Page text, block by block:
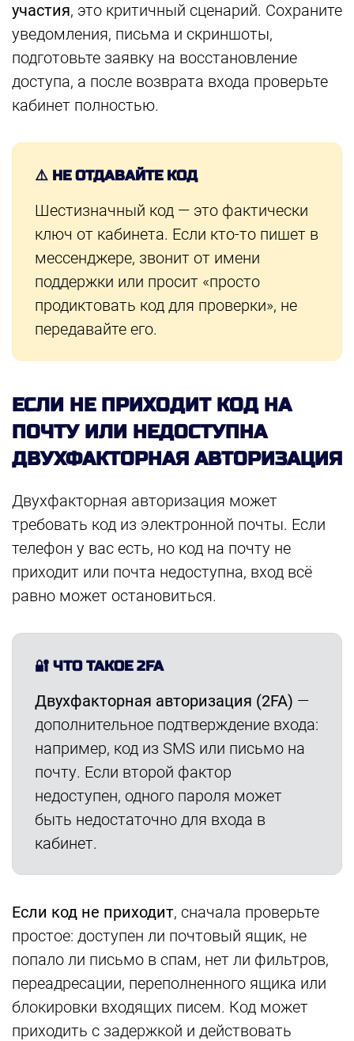
участия, это критичный сценарий. Сохраните
уведомления, письма и скриншоты,
подготовьте заявку на восстановление
доступа, а после возврата входа проверьте
кабинет полностью.
⚠️ НЕ ОТДАВАЙТЕ КОД
Шестизначный код — это фактически
ключ от кабинета. Если кто-то пишет в
мессенджере, звонит от имени
поддержки или просит «просто
продиктовать код для проверки», не
передавайте его.
ЕСЛИ НЕ ПРИХОДИТ КОД НА
ПОЧТУ ИЛИ НЕДОСТУПНА
ДВУХФАКТОРНАЯ АВТОРИЗАЦИЯ
Двухфакторная авторизация может
требовать код из электронной почты. Если
телефон у вас есть, но код на почту не
приходит или почта недоступна, вход всё
равно может остановиться.
🔐 ЧТО ТАКОЕ 2FA
Двухфакторная авторизация (2FA) —
дополнительное подтверждение входа:
например, код из SMS или письмо на
почту. Если второй фактор
недоступен, одного пароля может
быть недостаточно для входа в
кабинет.
Если код не приходит, сначала проверьте
простое: доступен ли почтовый ящик, не
попало ли письмо в спам, нет ли фильтров,
переадресации, переполненного ящика или
блокировки входящих писем. Код может
приходить с задержкой и действовать